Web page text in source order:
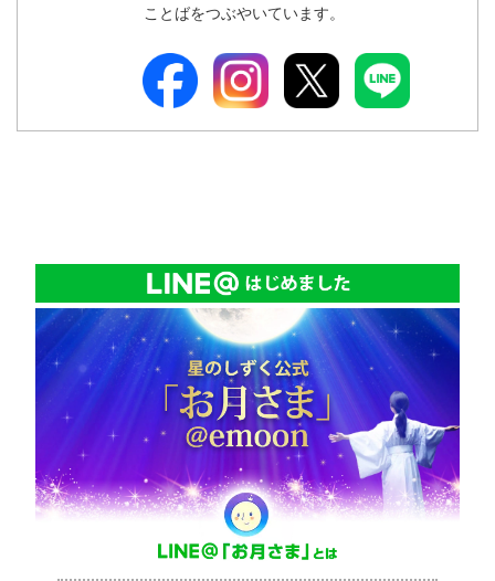
ことばをつぶやいています。